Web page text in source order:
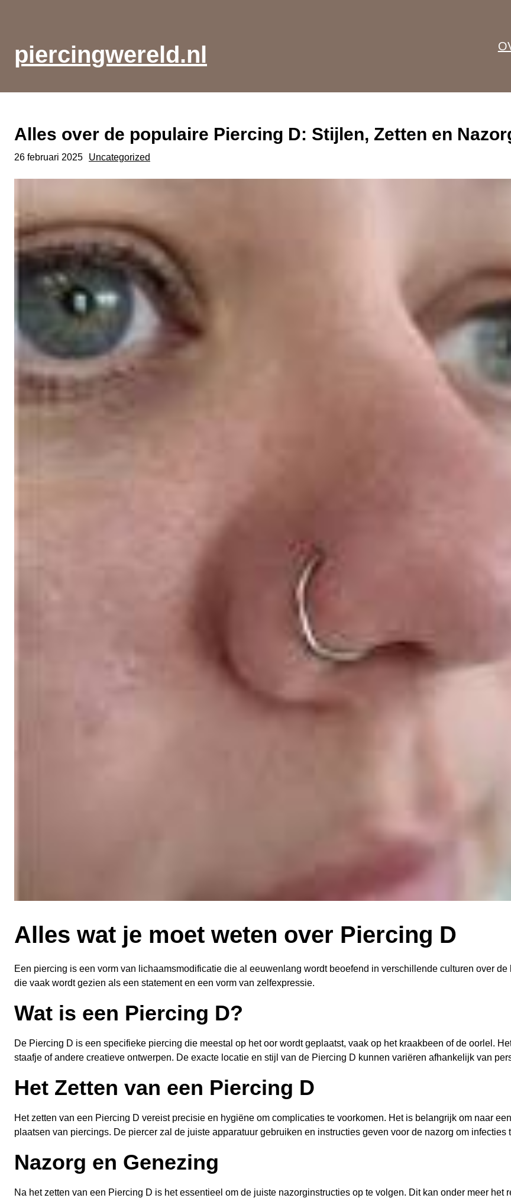
inhoudpiercingwereld.nl
Alles over de populaire Piercing D: Stijlen, Zetten en
26 februari 2025 Uncategorized
Alles wat je moet weten over Piercing D
Een piercing is een vorm van lichaamsmodificatie die al eeuwenlang wordt beoefend in verschillende culturen over
die vaak wordt gezien als een statement en een vorm van zelfexpressie.
Wat is een Piercing D?
De Piercing D is een specifieke piercing die meestal op het oor wordt geplaatst, vaak op het kraakbeen of de oorlel.
staafje of andere creatieve ontwerpen. De exacte locatie en stijl van de Piercing D kunnen variëren afhankelijk van
Het Zetten van een Piercing D
Het zetten van een Piercing D vereist precisie en hygiëne om complicaties te voorkomen. Het is belangrijk om naar
plaatsen van piercings. De piercer zal de juiste apparatuur gebruiken en instructies geven voor de nazorg om infecties
Nazorg en Genezing
Na het zetten van een Piercing D is het essentieel om de juiste nazorginstructies op te volgen. Dit kan onder meer